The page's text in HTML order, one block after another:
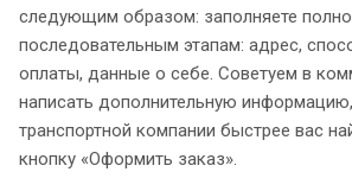
следующим образом: заполняете
последовательным этапам: адрес,
оплаты, данные о себе. Советуем в
написать дополнительную
транспортной компании быстрее вас
кнопку «Оформить заказ».